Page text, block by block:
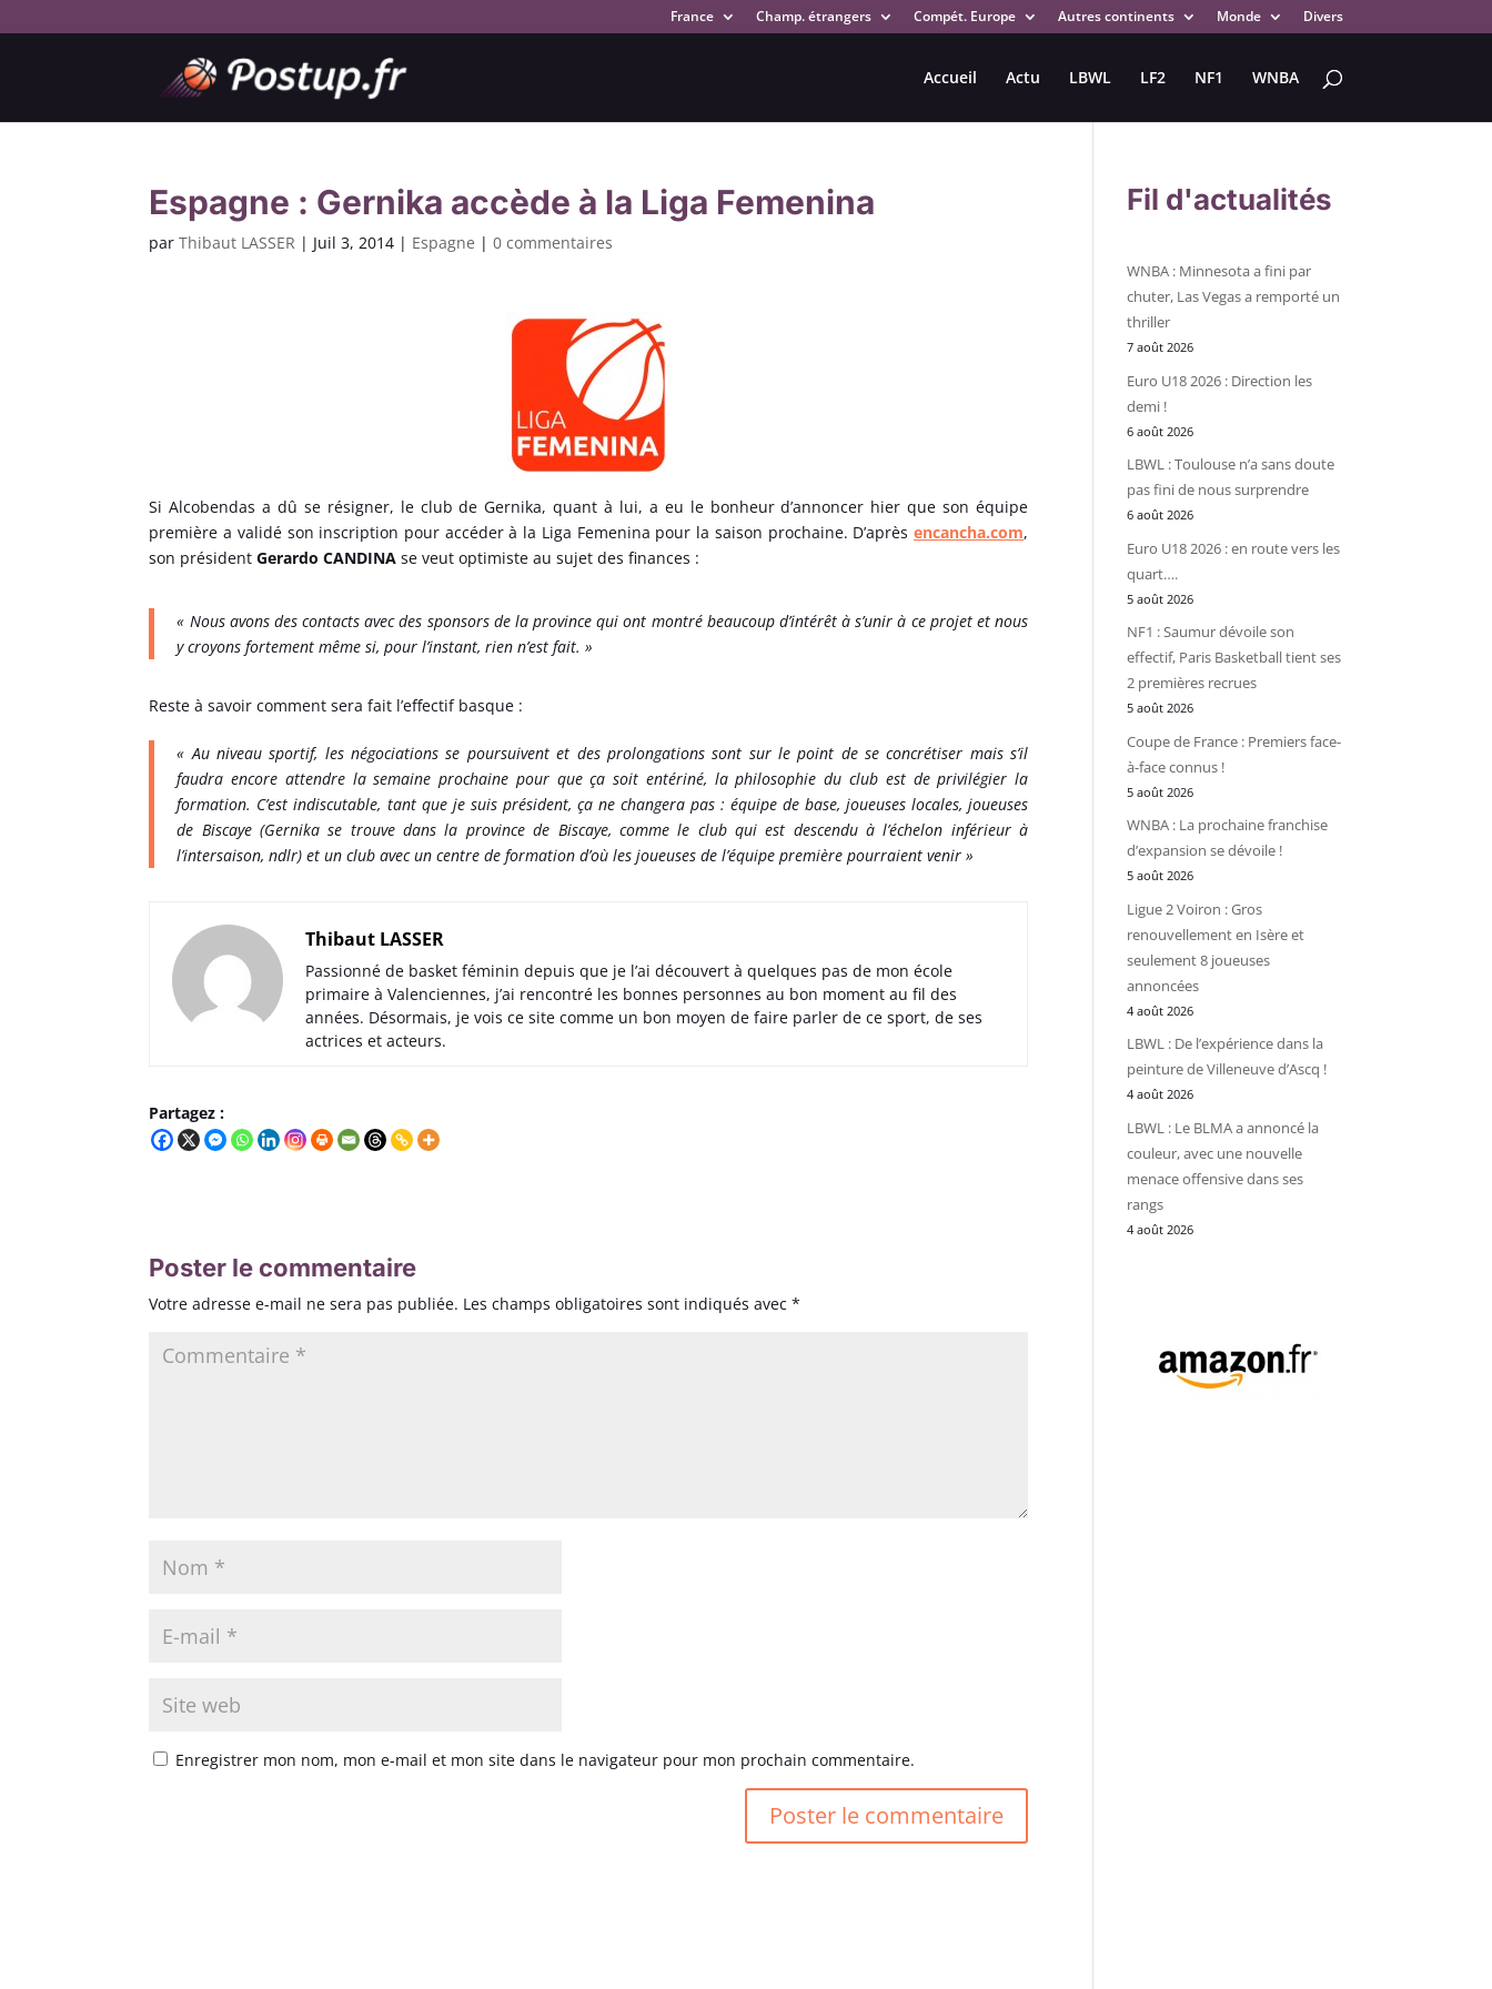
France Champ. étrangers Compét. Europe Autres continents Monde Divers
Accueil Actu LBWL LF2 NF1 WNBA
Espagne : Gernika accède à la Liga Femenina
parThibaut LASSER | Juil 3, 2014 | Espagne |0 commentaires
Si Alcobendas a dû se résigner, le club de Gernika, quant à lui, a eu le bonheur d’annoncer hier que son équipe
première a validé son inscription pour accéder à la Liga Femenina pour la saison prochaine. D’aprèsencancha.com,
son présidentGerardo CANDINAse veut optimiste au sujet des finances :
« Nous avons des contacts avec des sponsors de la province qui ont montré beaucoup d’intérêt à s’unir à ce projet et nous
y croyons fortement même si, pour l’instant, rien n’est fait. »
Reste à savoir comment sera fait l’effectif basque :
« Au niveau sportif, les négociations se poursuivent et des prolongations sont sur le point de se concrétiser mais s’il
faudra encore attendre la semaine prochaine pour que ça soit entériné, la philosophie du club est de privilégier la
formation. C’est indiscutable, tant que je suis président, ça ne changera pas : équipe de base, joueuses locales, joueuses
de Biscaye (Gernika se trouve dans la province de Biscaye, comme le club qui est descendu à l’échelon inférieur à
l’intersaison, ndlr) et un club avec un centre de formation d’où les joueuses de l’équipe première pourraient venir »
Thibaut LASSER
Passionné de basket féminin depuis que je l’ai découvert à quelques pas de mon école
primaire à Valenciennes, j’ai rencontré les bonnes personnes au bon moment au fil des
années. Désormais, je vois ce site comme un bon moyen de faire parler de ce sport, de ses
actrices et acteurs.
Partagez :
Poster le commentaire
Votre adresse e-mail ne sera pas publiée. Les champs obligatoires sont indiqués avec*
Enregistrer mon nom, mon e-mail et mon site dans le navigateur pour mon prochain commentaire.
Fil d'actualités
WNBA : Minnesota a fini par
chuter, Las Vegas a remporté un
thriller
7 août 2026
Euro U18 2026 : Direction les
demi !
6 août 2026
LBWL : Toulouse n’a sans doute
pas fini de nous surprendre
6 août 2026
Euro U18 2026 : en route vers les
quart….
5 août 2026
NF1 : Saumur dévoile son
effectif, Paris Basketball tient ses
2 premières recrues
5 août 2026
Coupe de France : Premiers face-
à-face connus !
5 août 2026
WNBA : La prochaine franchise
d’expansion se dévoile !
5 août 2026
Ligue 2 Voiron : Gros
renouvellement en Isère et
seulement 8 joueuses
annoncées
4 août 2026
LBWL : De l’expérience dans la
peinture de Villeneuve d’Ascq !
4 août 2026
LBWL : Le BLMA a annoncé la
couleur, avec une nouvelle
menace offensive dans ses
rangs
4 août 2026